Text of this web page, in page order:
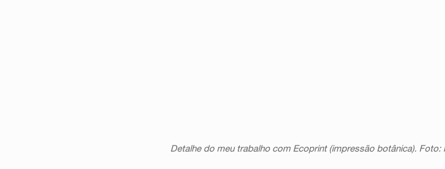
Detalhe do meu trabalho com Ecoprint (impressão botânica). Foto: